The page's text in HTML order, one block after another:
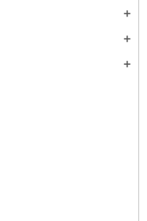
add
add
add